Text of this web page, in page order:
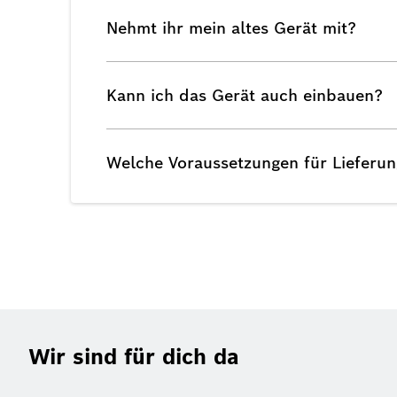
Nehmt ihr mein altes Gerät mit?
Kann ich das Gerät auch einbauen?
Welche Voraussetzungen für
Wir sind für dich da